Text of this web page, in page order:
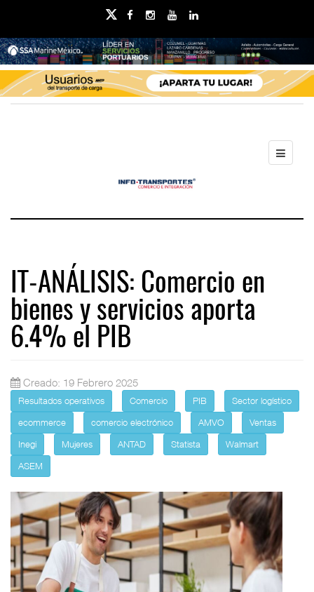
IT-ANÁLISIS: Comercio en
bienes y servicios aporta
6.4% el PIB
Creado: 19 Febrero 2025
Resultados operativos Comercio PIB
Sector logístico
ecommerce
comercio electrónico AMVO
Ventas
Inegi
Mujeres ANTAD Statista
Walmart
ASEM